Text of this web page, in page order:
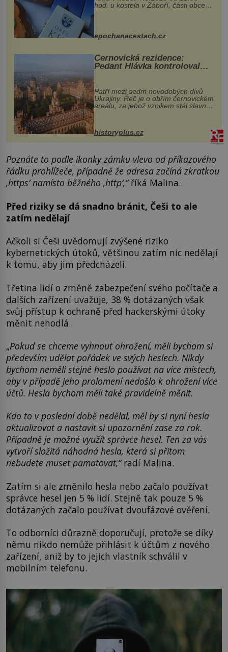
hod. u kostela v Záboří, části obce
Kly u Mělníka. V programu naleznete
komentovanou prohlídku kostela,
epochanacestach.cz
Černovická rezidence:
Pedant Hlávka kontroloval
Patří mezi sedm novodobých divů
Ukrajiny. Řeč je o obřím černovickém
areálu, za jehož vznikem stál slavný
český architekt Josef Hlávka. Ten si
na něm dal mimořádně záležet. Jeho
historyplus.cz
Poznáte to podle ikonky zámku vlevo od příkazového
řádku prohlížeče, případně že adresa začíná zkratkou
‚https‘ namísto běžného ‚http‘,“říká Malina.
Před riziky se dá snadno bránit, Češi to ale
zatím nedělají
Ačkoli si Češi uvědomují zvýšené riziko
kybernetických útoků, většinou zatím nic nedělají
k tomu, aby jim předcházeli.
Třetina lidí o změně zabezpečení svého počítače a
dalších zařízení uvažuje, 38 % dotázaných však
svůj přístup k ochraně před hackerskými útoky
měnit nehodlá.
„Pokud se chceme vyhnout ohrožení, měli bychom si
především udělat pořádek ve svých heslech. Nikdy
bychom neměli stejné heslo používat na více místech,
aby v případě jeho prolomení nedošlo k ohrožení více
účtů. Hesla bychom měli také pravidelně měnit.
Kdo to v poslední době nedělal, měl by si nyní hesla
aktualizovat a nastavit si upozornění zase za rok.
Případně je možné využít správce hesel. Ten za vás
vytvoří složitá náhodná hesla, která si přitom
nebudete muset pamatovat,“radí Malina.
Zatím si ale změnilo hesla nebo začalo používat
správce hesel jen 5 % lidí. Stejně tak pouze 5 %
dotázaných začalo používat dvoufázové ověření.
To odborníci důrazně doporučují, protože se díky
němu nikdo nemůže přihlásit k účtům z nového
zařízení, aniž by to jejich vlastník schválil v
mobilním telefonu.